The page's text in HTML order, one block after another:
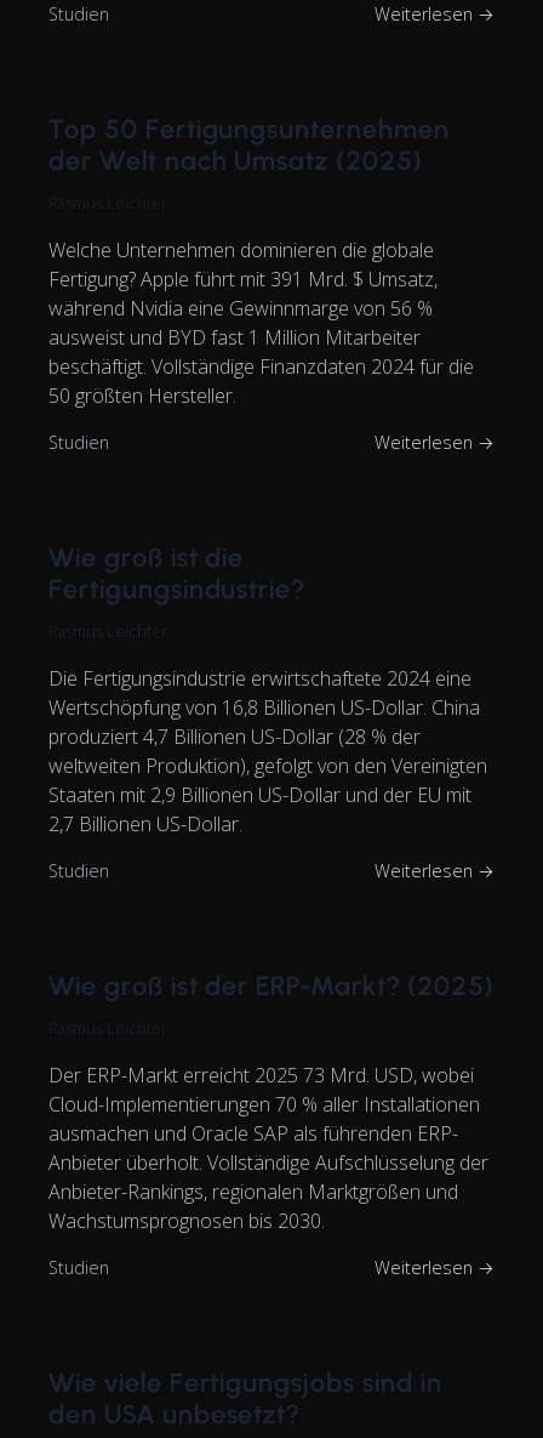
Studien Weiterlesen →
Top 50 Fertigungsunternehmen
der Welt nach Umsatz (2025)
Rasmus Leichter
Welche Unternehmen dominieren die globale
Fertigung? Apple führt mit 391 Mrd. $ Umsatz,
während Nvidia eine Gewinnmarge von 56 %
ausweist und BYD fast 1 Million Mitarbeiter
beschäftigt. Vollständige Finanzdaten 2024 für die
50 größten Hersteller.
Studien Weiterlesen →
Wie groß ist die
Fertigungsindustrie?
Rasmus Leichter
Die Fertigungsindustrie erwirtschaftete 2024 eine
Wertschöpfung von 16,8 Billionen US-Dollar. China
produziert 4,7 Billionen US-Dollar (28 % der
weltweiten Produktion), gefolgt von den Vereinigten
Staaten mit 2,9 Billionen US-Dollar und der EU mit
2,7 Billionen US-Dollar.
Studien Weiterlesen →
Wie groß ist der ERP-Markt? (2025)
Rasmus Leichter
Der ERP-Markt erreicht 2025 73 Mrd. USD, wobei
Cloud-Implementierungen 70 % aller Installationen
ausmachen und Oracle SAP als führenden ERP-
Anbieter überholt. Vollständige Aufschlüsselung der
Anbieter-Rankings, regionalen Marktgrößen und
Wachstumsprognosen bis 2030.
Studien Weiterlesen →
Wie viele Fertigungsjobs sind in
den USA unbesetzt?